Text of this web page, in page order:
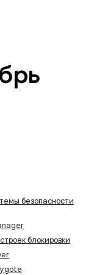
безопасности
блокировки